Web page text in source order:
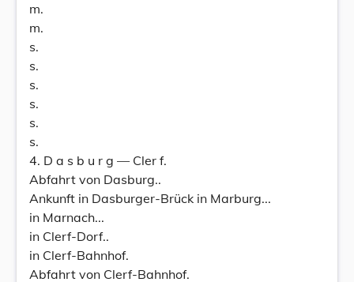
m.
m.
s.
s.
s.
s.
s.
s.
4. D a s b u r g — Cler f.
Abfahrt von Dasburg..
Ankunft in Dasburger-Brück in Marburg...
in Marnach...
in Clerf-Dorf..
in Clerf-Bahnhof.
Abfahrt von Clerf-Bahnhof.